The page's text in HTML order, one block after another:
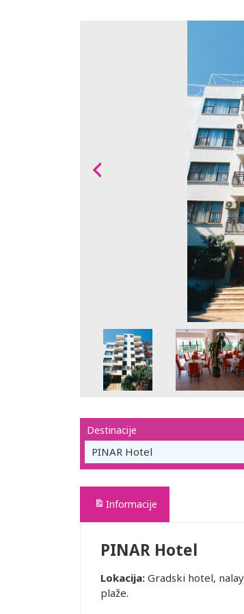
Destinacije
PINAR Hotel
Informacije
PINAR Hotel
Lokacija: Gradski hotel,
plaže.